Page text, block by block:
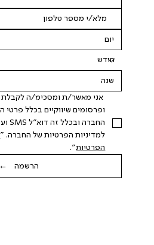
למדיניות הפרטיות של החברה. "
הפרטיות".
הרשמה ←